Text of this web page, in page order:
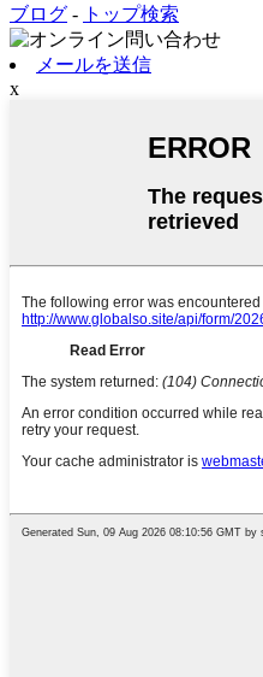
ブログ - トップ検索
メールを送信
x